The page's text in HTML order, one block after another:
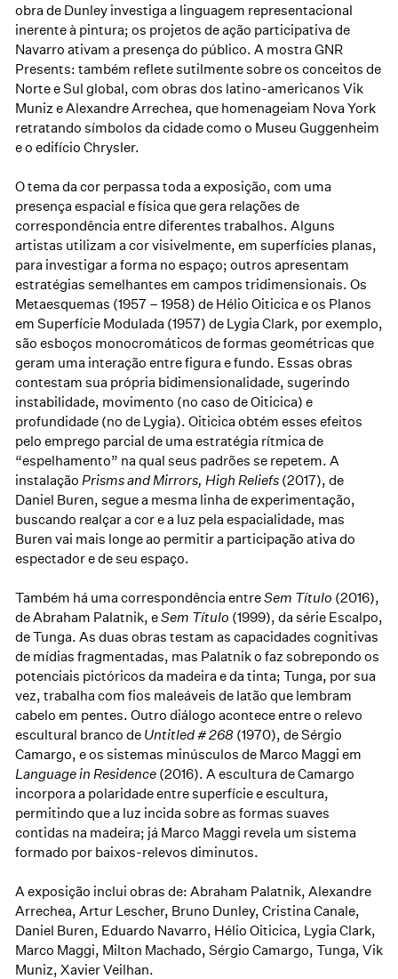
obra de Dunley investiga a linguagem representacional
inerente à pintura; os projetos de ação participativa de
Navarro ativam a presença do público. A mostra GNR
Presents: também reflete sutilmente sobre os conceitos de
Norte e Sul global, com obras dos latino-americanos Vik
Muniz e Alexandre Arrechea, que homenageiam Nova York
retratando símbolos da cidade como o Museu Guggenheim
e o edifício Chrysler.
O tema da cor perpassa toda a exposição, com uma
presença espacial e física que gera relações de
correspondência entre diferentes trabalhos. Alguns
artistas utilizam a cor visivelmente, em superfícies planas,
para investigar a forma no espaço; outros apresentam
estratégias semelhantes em campos tridimensionais. Os
Metaesquemas (1957 – 1958) de Hélio Oiticica e os Planos
em Superfície Modulada (1957) de Lygia Clark, por exemplo,
são esboços monocromáticos de formas geométricas que
geram uma interação entre figura e fundo. Essas obras
contestam sua própria bidimensionalidade, sugerindo
instabilidade, movimento (no caso de Oiticica) e
profundidade (no de Lygia). Oiticica obtém esses efeitos
pelo emprego parcial de uma estratégia rítmica de
“espelhamento” na qual seus padrões se repetem. A
instalação Prisms and Mirrors, High Reliefs (2017), de
Daniel Buren, segue a mesma linha de experimentação,
buscando realçar a cor e a luz pela espacialidade, mas
Buren vai mais longe ao permitir a participação ativa do
espectador e de seu espaço.
Também há uma correspondência entreSem Título (2016),
de Abraham Palatnik, eSem Título (1999), da série Escalpo,
de Tunga. As duas obras testam as capacidades cognitivas
de mídias fragmentadas, mas Palatnik o faz sobrepondo os
potenciais pictóricos da madeira e da tinta; Tunga, por sua
vez, trabalha com fios maleáveis de latão que lembram
cabelo em pentes. Outro diálogo acontece entre o relevo
escultural branco de Untitled # 268 (1970), de Sérgio
Camargo, e os sistemas minúsculos de Marco Maggi em
Language in Residence (2016). A escultura de Camargo
incorpora a polaridade entre superfície e escultura,
permitindo que a luz incida sobre as formas suaves
contidas na madeira; já Marco Maggi revela um sistema
formado por baixos-relevos diminutos.
A exposição inclui obras de: Abraham Palatnik, Alexandre
Arrechea, Artur Lescher, Bruno Dunley, Cristina Canale,
Daniel Buren, Eduardo Navarro, Hélio Oiticica, Lygia Clark,
Marco Maggi, Milton Machado, Sérgio Camargo, Tunga, Vik
Muniz, Xavier Veilhan.